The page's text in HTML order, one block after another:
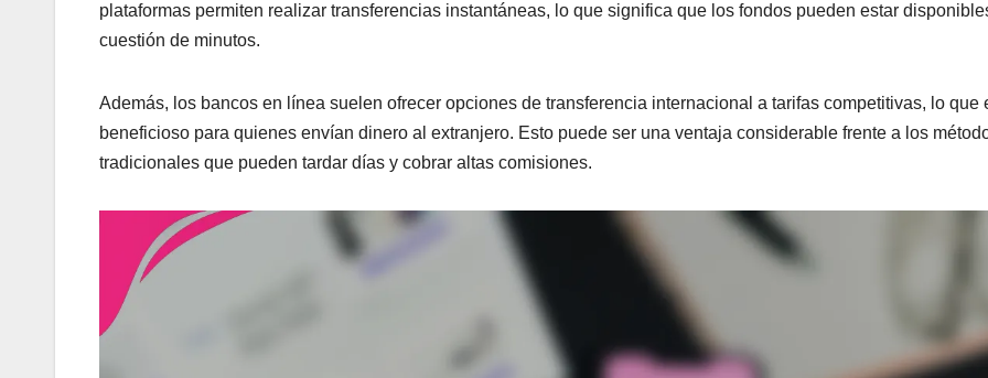
plataformas permiten realizar transferencias instantáneas, lo que significa que los fondos pueden estar
cuestión de minutos.
Además, los bancos en línea suelen ofrecer opciones de transferencia internacional a tarifas competitivas, lo que
beneficioso para quienes envían dinero al extranjero. Esto puede ser una ventaja considerable frente a los
tradicionales que pueden tardar días y cobrar altas comisiones.